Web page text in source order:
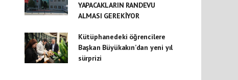
YAPACAKLARIN RANDEVU
ALMASI GEREKİYOR
Kütüphanedeki öğrencilere
Başkan Büyükakın’dan yeni yıl
sürprizi